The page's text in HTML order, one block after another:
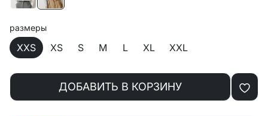
размеры
XXS XS S M L XL XXL
ДОБАВИТЬ В КОРЗИНУ